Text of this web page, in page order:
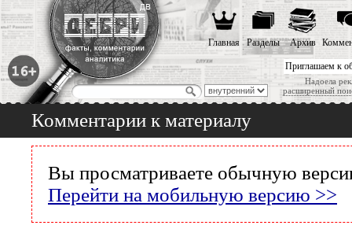
Приглашаем к
Надоела
расширенный
Главная Разделы Архив
Комментарии к материалу
Вы просматриваете обычную
Перейти на мобильную версию >>